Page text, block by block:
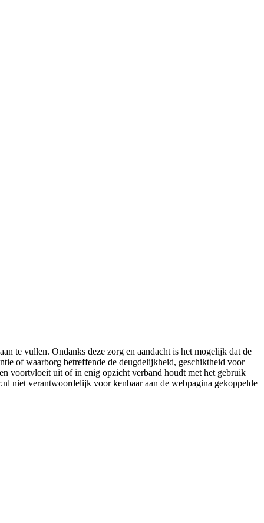
te vullen. Ondanks deze zorg en aandacht is het mogelijk dat de
of waarborg betreffende de deugdelijkheid, geschiktheid voor
voortvloeit uit of in enig opzicht verband houdt met het gebruik
niet verantwoordelijk voor kenbaar aan de webpagina gekoppelde